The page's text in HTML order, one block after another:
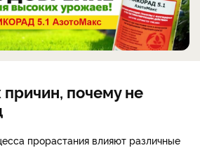
почему не
прорастания влияют различные